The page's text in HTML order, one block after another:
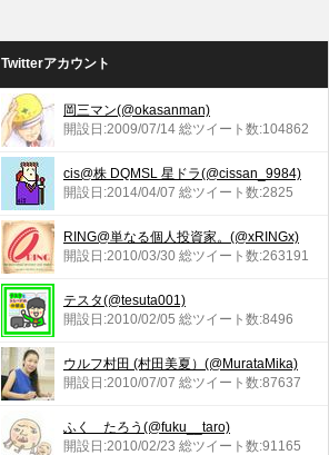
Twitterアカウント
岡三マン(@okasanman)
開設日:2009/07/14 総ツイート数:104862
cis@株 DQMSL 星ドラ(@cissan_9984)
開設日:2014/04/07 総ツイート数:2825
RING@単なる個人投資家。(@xRINGx)
開設日:2010/03/30 総ツイート数:263191
テスタ(@tesuta001)
開設日:2010/02/05 総ツイート数:8496
ウルフ村田 (村田美夏）(@MurataMika)
開設日:2010/07/07 総ツイート数:87637
ふく たろう(@fuku__taro)
開設日:2010/02/23 総ツイート数:91165